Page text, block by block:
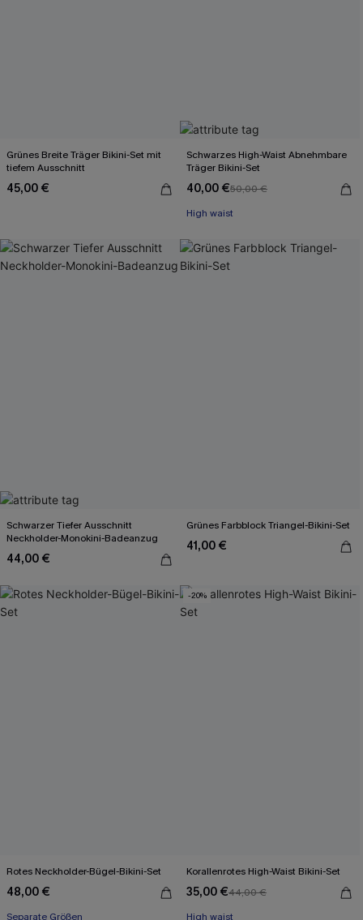
Grünes Breite Träger Bikini-Set mit
tiefem Ausschnitt
45,00 €
Schwarzes High-Waist Abnehmbare
Träger Bikini-Set
40,00 €50,00 €
High waist
Schwarzer Tiefer Ausschnitt
Neckholder-Monokini-Badeanzug
44,00 €
Grünes Farbblock Triangel-Bikini-Set
41,00 €
Rotes Neckholder-Bügel-Bikini-Set
48,00 €
Separate Größen
-20%
Korallenrotes High-Waist Bikini-Set
35,00 €44,00 €
High waist